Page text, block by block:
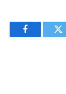
Facebook